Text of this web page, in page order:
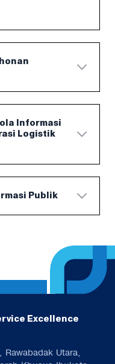
Informasi
Logistik
Publik
Excellence
Utara,